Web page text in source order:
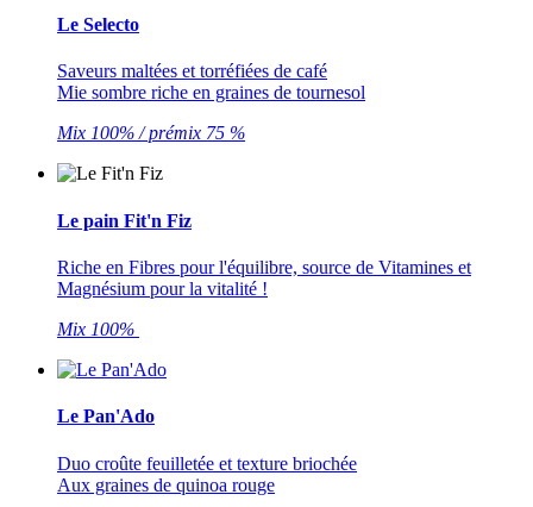
Le Selecto
Saveurs maltées et torréfiées de café
Mie sombre riche en graines de tournesol
Mix 100% / prémix 75 %
Le pain Fit'n Fiz
Riche en Fibres pour l'équilibre, source de Vitamines et
Magnésium pour la vitalité !
Mix 100%
Le Pan'Ado
Duo croûte feuilletée et texture briochée
Aux graines de quinoa rouge